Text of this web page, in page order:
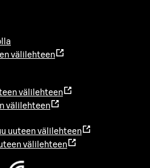
välilehteen
välilehteen
välilehteen
uuteen välilehteen
välilehteen